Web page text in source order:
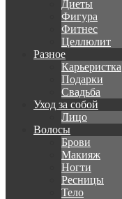
Диеты
Фигура
Фитнес
Целлюлит
Разное
Карьеристка
Подарки
Свадьба
Уход за собой
Лицо
Волосы
Брови
Макияж
Ногти
Ресницы
Тело